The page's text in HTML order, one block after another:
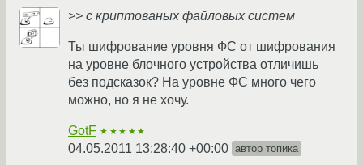
>> с криптованых файловых систем
Ты шифрование уровня ФС от шифрования
на уровне блочного устройства отличишь
без подсказок? На уровне ФС много чего
можно, но я не хочу.
GotF ★★★★★
04.05.2011 13:28:40 +00:00 автор топика